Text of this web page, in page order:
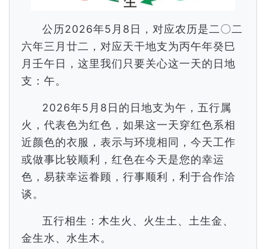
公历2026年5月8日，对应农历是二〇二
六年三月廿二，对应天干地支为丙午年癸巳
月壬午日，这里我们只要关心这一天的日地
支：午。
2026年5月8日的日地支为午，五行属
火，代表色为红色，如果这一天穿红色系相
近颜色的衣服，表示与环境相同，今天工作
或做事比较顺利，红色在今天是您的幸运
色，易获幸运眷顾，行事顺利，利于合作洽
谈。
五行相生：木生火、火生土、土生金、
金生水、水生木。